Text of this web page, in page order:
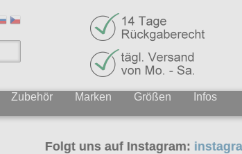
Zubehör Marken Größen
Infos
Folgt uns auf Instagram: